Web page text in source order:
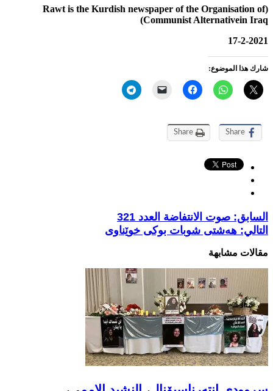
(Rawt is the Kurdish newspaper of the Organisation of
Communist Alternativein Iraq)
17-2-2021
شارك هذا الموضوع:
Share
Share
السابق: صوت الانتفاضة العدد 321
التالي: هەشتی شوبات بوکی خوێناوی
مقالات مشابهة